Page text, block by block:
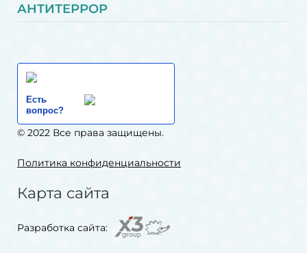
АНТИТЕРРОР
Есть
вопрос?
© 2022 Все права защищены.
Политика конфиденциальности
Карта сайта
Разработка сайта: